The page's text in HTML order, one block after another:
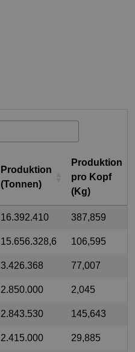
Produktion
(Tonnen)
Produktion
pro Kopf
(Kg)
16.392.410 387,859
15.656.328,6 106,595
3.426.368 77,007
2.850.000 2,045
2.843.530 145,643
2.415.000 29,885